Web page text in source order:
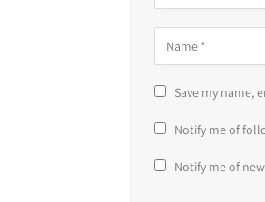
Save my name,
Notify me of
Notify me of